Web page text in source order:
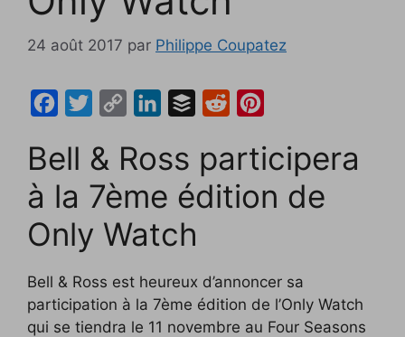
24 août 2017 par Philippe Coupatez
c
e
b
o
k
i
t
t
p
L
i
k
n
e
d
n
e
d
d
i
n
e
s
t
Bell & Ross participera
à la 7ème édition de
Only Watch
Bell & Ross est heureux d’annoncer sa
participation à la 7ème édition de l’Only Watch
qui se tiendra le 11 novembre au Four Seasons